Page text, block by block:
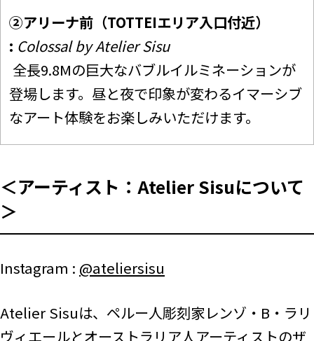
②アリーナ前（TOTTEIエリア入口付近）
: Colossal by Atelier Sisu
全長9.8Mの巨大なバブルイルミネーションが
登場します。昼と夜で印象が変わるイマーシブ
なアート体験をお楽しみいただけます。
＜アーティスト：Atelier Sisuについて
＞
Instagram : @ateliersisu
Atelier Sisuは、ペルー人彫刻家レンゾ・B・ラリ
ヴィエールとオーストラリア人アーティストのザ